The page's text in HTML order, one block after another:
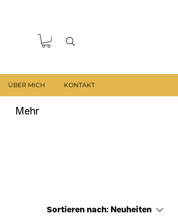
ÜBER MICH KONTAKT
Mehr
Sortieren nach: Neuheiten